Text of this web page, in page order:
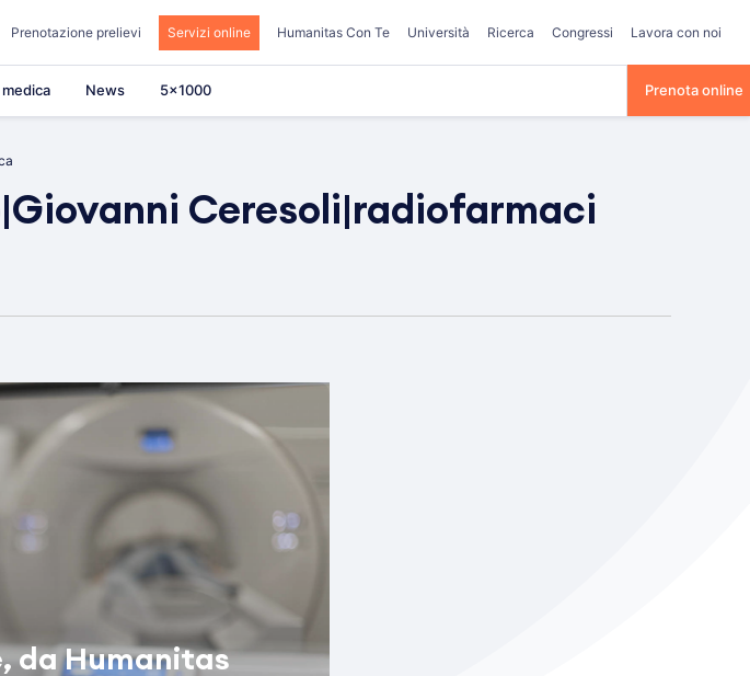
Prenotazione prelievi Servizi online Humanitas Con Te Università Ricerca Congressi Lavora con noi
News 5×1000 Prenota online
Ceresoli|radiofarmaci
da Humanitas